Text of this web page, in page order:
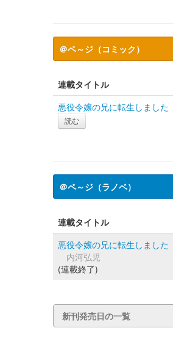
＠ペ～ジ（コミック）
連載タイトル
悪役令嬢の兄に転生しました
読む
＠ペ～ジ（ラノベ）
連載タイトル
悪役令嬢の兄に転生しました
内河弘児
(連載終了)
新刊発売日の一覧